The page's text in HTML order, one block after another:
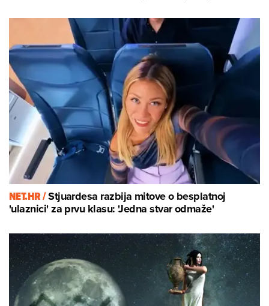
NET.HR /Stjuardesa razbija mitove o besplatnoj
'ulaznici' za prvu klasu: 'Jedna stvar odmaže'